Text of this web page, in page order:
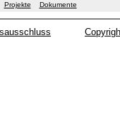
Projekte
Dokumente